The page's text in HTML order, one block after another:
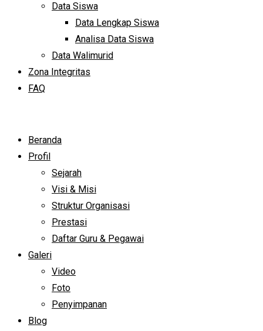
Data Siswa
Data Lengkap Siswa
Analisa Data Siswa
Data Walimurid
Zona Integritas
FAQ
Beranda
Profil
Sejarah
Visi & Misi
Struktur Organisasi
Prestasi
Daftar Guru & Pegawai
Galeri
Video
Foto
Penyimpanan
Blog